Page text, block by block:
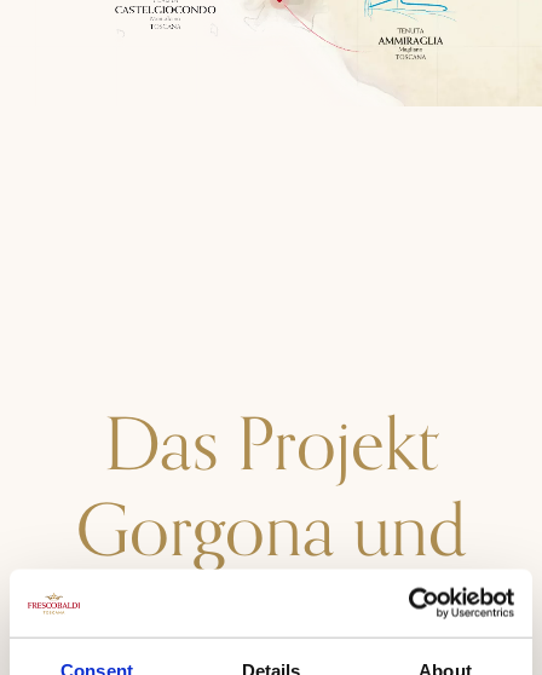
Consent Details About
Das Projekt
Gorgona und
Frescobaldi